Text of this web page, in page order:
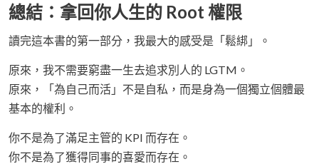
總結：拿回你人生的 Root 權限
讀完這本書的第一部分，我最大的感受是「鬆綁」。
原來，我不需要窮盡一生去追求別人的 LGTM。
原來，「為自己而活」不是自私，而是身為一個獨立個體最
基本的權利。
你不是為了滿足主管的 KPI 而存在。
你不是為了獲得同事的喜愛而存在。